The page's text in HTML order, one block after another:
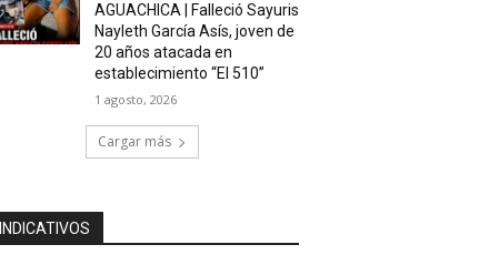
AGUACHICA | Falleció Sayuris
Nayleth García Asís, joven de
20 años atacada en
establecimiento “El 510”
1 agosto, 2026
Cargar más
INDICATIVOS